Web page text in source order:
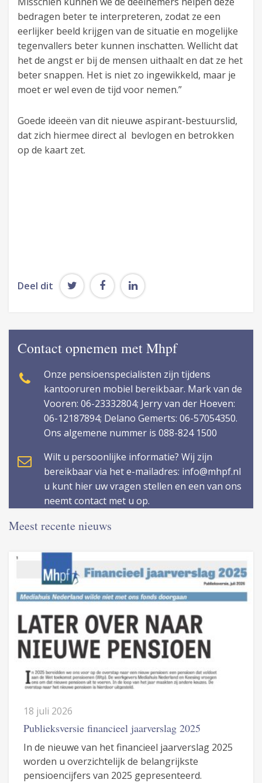
bedragen beter te interpreteren, zodat ze een
eerlijker beeld krijgen van de situatie en mogelijke
tegenvallers beter kunnen inschatten. Wellicht dat
het de angst er bij de mensen uithaalt en dat ze het
beter snappen. Het is niet zo ingewikkeld, maar je
moet er wel even de tijd voor nemen.”
Goede ideeën van dit nieuwe aspirant-bestuurslid,
dat zich hiermee direct al bevlogen en betrokken
op de kaart zet.
Deel dit
Contact opnemen met Mhpf
Onze pensioenspecialisten zijn tijdens
kantooruren mobiel bereikbaar. Mark van de
Vooren: 06-23332804; Jerry van der Hoeven:
06-12187894; Delano Gemerts: 06-57054350.
Ons algemene nummer is 088-824 1500
Wilt u persoonlijke informatie? Wij zijn
bereikbaar via het e-mailadres: info@mhpf.nl
u kunt hier uw vragen stellen en een van ons
neemt contact met u op.
Meest recente nieuws
18 juli 2026
Publieksversie financieel jaarverslag 2025
In de nieuwe van het financieel jaarverslag 2025
worden u overzichtelijk de belangrijkste
pensioencijfers van 2025 gepresenteerd.